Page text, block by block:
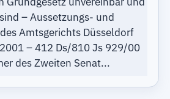
– Aussetzungs- und
Amtsgerichts Düsseldorf
– 412 Ds/810 Js 929/00
des Zweiten Senat...